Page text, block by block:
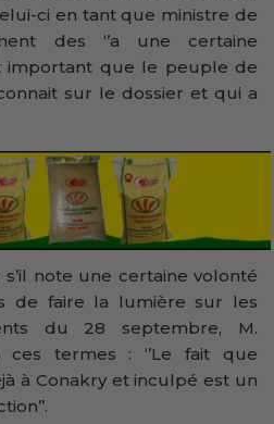
ci en tant que ministre de
des ‘’a une certaine
important que le peuple de
sur le dossier et qui a
note une certaine volonté
de faire la lumière sur les
du 28 septembre, M.
termes : ‘’Le fait que
à Conakry et inculpé est un